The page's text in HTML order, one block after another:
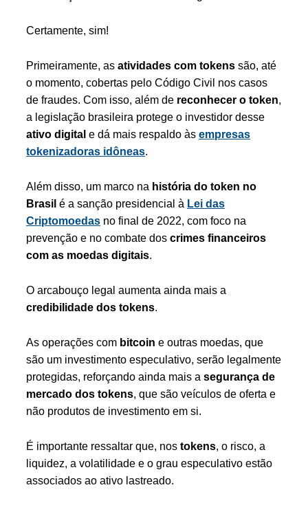
Certamente, sim!
Primeiramente, as atividades com tokens são, até
o momento, cobertas pelo Código Civil nos casos
de fraudes. Com isso, além de reconhecer o token,
a legislação brasileira protege o investidor desse
ativo digital e dá mais respaldo às empresas
tokenizadoras idôneas.
Além disso, um marco na história do token no
Brasil é a sanção presidencial à Lei das
Criptomoedas no final de 2022, com foco na
prevenção e no combate dos crimes financeiros
com as moedas digitais.
O arcabouço legal aumenta ainda mais a
credibilidade dos tokens.
As operações com bitcoin e outras moedas, que
são um investimento especulativo, serão legalmente
protegidas, reforçando ainda mais a segurança de
mercado dos tokens, que são veículos de oferta e
não produtos de investimento em si.
É importante ressaltar que, nos tokens, o risco, a
liquidez, a volatilidade e o grau especulativo estão
associados ao ativo lastreado.